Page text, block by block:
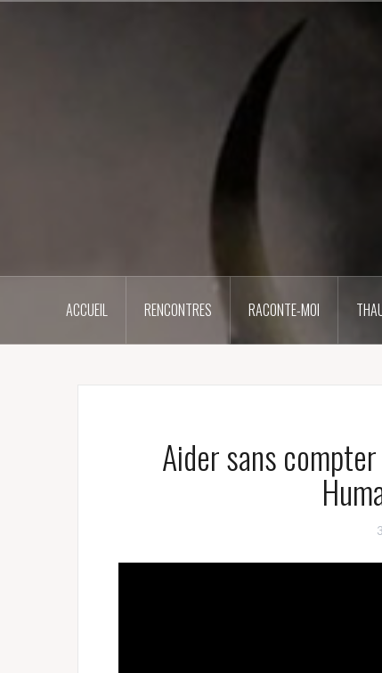
ACCUEIL RENCONTRES RACONTE-MOI
Aider sans